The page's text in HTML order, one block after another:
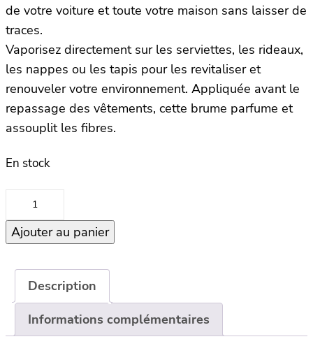
de votre voiture et toute votre maison sans laisser de
traces.
Vaporisez directement sur les serviettes, les rideaux,
les nappes ou les tapis pour les revitaliser et
renouveler votre environnement. Appliquée avant le
repassage des vêtements, cette brume parfume et
assouplit les fibres.
En stock
quantité
Fabric
500ml
Relax
White
Ajouter au panier
Description
Informations complémentaires